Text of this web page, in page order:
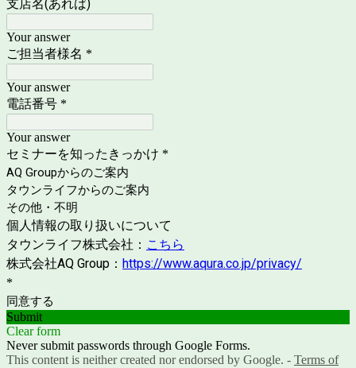
支店名(あれば)
Your answer
ご担当者様名 *
Your answer
電話番号 *
Your answer
セミナーを知ったきっかけ *
AQ Groupからのご案内
タウンライフからのご案内
その他・不明
個人情報の取り扱いについて
タウンライフ株式会社： こちら
株式会社AQ Group： https://www.aqura.co.jp/privacy/
*
同意する
Submit
Clear form
Never submit passwords through Google Forms.
This content is neither created nor endorsed by Google. - Terms of